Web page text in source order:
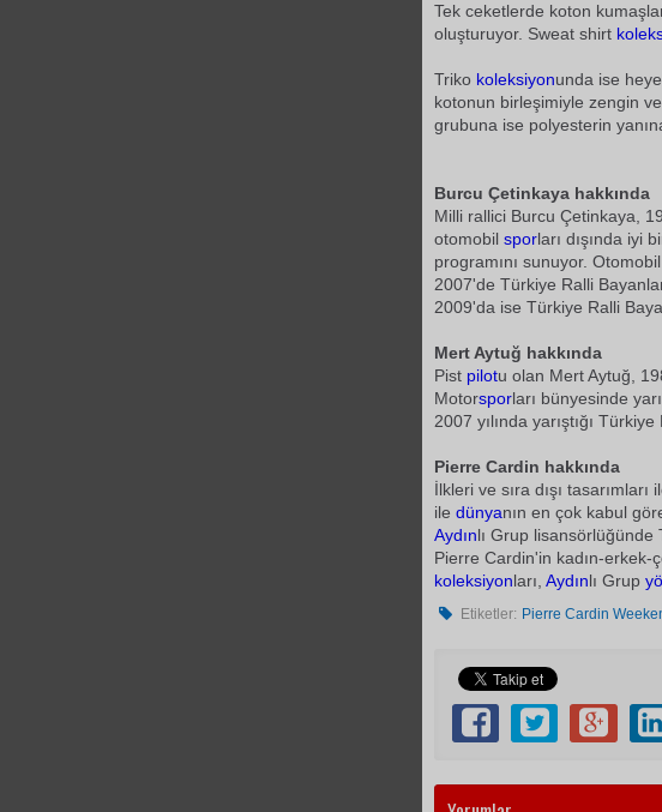
Tek ceketlerde koton
oluşturuyor. Sweat shirt
Triko koleksiyonunda ise
kotonun birleşimiyle zengin
grubuna ise polyesterin
Burcu Çetinkaya hakkında
Milli rallici Burcu Çetinkaya,
otomobil sporları dışında iyi
programını sunuyor. Otomobil
2007'de Türkiye Ralli
2009'da ise Türkiye Ralli
Mert Aytuğ hakkında
Pist pilotu olan Mert Aytuğ,
Motorsporları bünyesinde
2007 yılında yarıştığı
Pierre Cardin hakkında
İlkleri ve sıra dışı tasarımları
ile dünyanın en çok kabul
Aydınlı Grup
Pierre Cardin'in kadın-erkek-
koleksiyonları, Aydınlı Grup
Etiketler: Pierre Cardin